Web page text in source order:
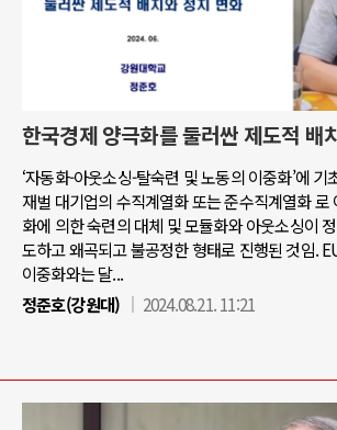
한국경제 양극화를 둘러싼 제도적 배
‘자동화-아웃소싱-탈숙련 및 노동의 이중화’에
재벌 대기업의 수직계열화 또는 준수직계열화 로
화에 의한 숙련의 대체 및 모듈화와 아웃소싱이
도하고 왜곡되고 불공정한 형태로 진행된 것임.
이중화와는 달...
정준호(강원대)
2024.08.21. 11:21